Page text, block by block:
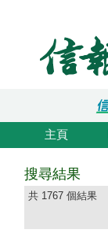
主頁
搜尋結果
共 1767 個結果